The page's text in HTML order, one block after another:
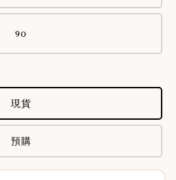
90
現貨
預購